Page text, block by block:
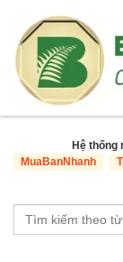
Hệ thống
MuaBanNhanh